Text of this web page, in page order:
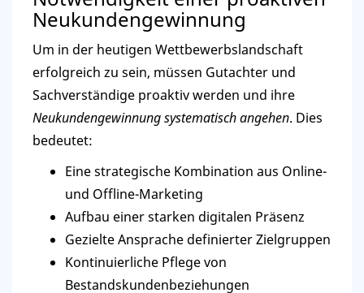
Neukundengewinnung
Um in der heutigen Wettbewerbslandschaft
erfolgreich zu sein, müssen Gutachter und
Sachverständige proaktiv werden und ihre
Neukundengewinnung systematisch angehen. Dies
bedeutet:
Eine strategische Kombination aus Online-
und Offline-Marketing
Aufbau einer starken digitalen Präsenz
Gezielte Ansprache definierter Zielgruppen
Kontinuierliche Pflege von
Bestandskundenbeziehungen